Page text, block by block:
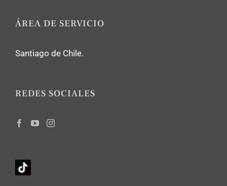
ÁREA DE SERVICIO
Santiago de Chile.
REDES SOCIALES